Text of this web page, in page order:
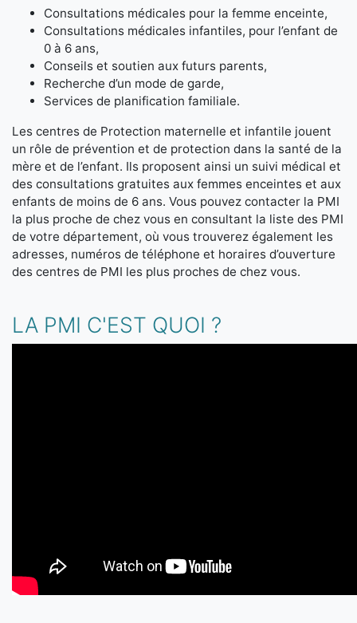
Consultations médicales pour la femme enceinte,
Consultations médicales infantiles, pour l’enfant de
0 à 6 ans,
Conseils et soutien aux futurs parents,
Recherche d’un mode de garde,
Services de planification familiale.
Les centres de Protection maternelle et infantile jouent
un rôle de prévention et de protection dans la santé de la
mère et de l’enfant. Ils proposent ainsi un suivi médical et
des consultations gratuites aux femmes enceintes et aux
enfants de moins de 6 ans. Vous pouvez contacter la PMI
la plus proche de chez vous en consultant la liste des PMI
de votre département, où vous trouverez également les
adresses, numéros de téléphone et horaires d’ouverture
des centres de PMI les plus proches de chez vous.
LA PMI C'EST QUOI ?